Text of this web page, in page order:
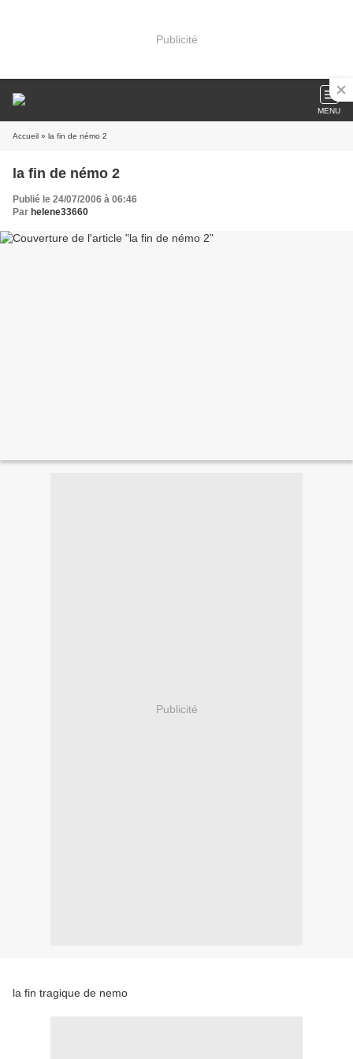
Publicité
MENU
Accueil » la fin de némo 2
la fin de némo 2
Publié le 24/07/2006 à 06:46
Par helene33660
Publicité
la fin tragique de nemo